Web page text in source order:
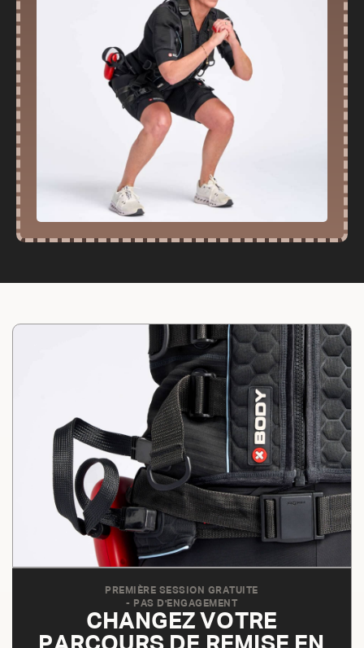
PREMIÈRE SESSION GRATUITE
- PAS D'ENGAGEMENT
CHANGEZ VOTRE